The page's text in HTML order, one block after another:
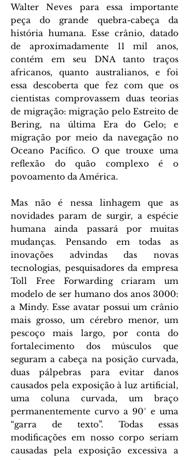
Walter Neves para essa importante
peça do grande quebra-cabeça da
história humana. Esse crânio, datado
de aproximadamente 11 mil anos,
contém em seu DNA tanto traços
africanos, quanto australianos, e foi
essa descoberta que fez com que os
cientistas comprovassem duas teorias
de migração: migração pelo Estreito de
Bering, na última Era do Gelo; e
migração por meio da navegação no
Oceano Pacífico. O que trouxe uma
reflexão do quão complexo é o
povoamento da América.
Mas não é nessa linhagem que as
novidades param de surgir, a espécie
humana ainda passará por muitas
mudanças. Pensando em todas as
inovações advindas das novas
tecnologias, pesquisadores da empresa
Toll Free Forwarding criaram um
modelo de ser humano dos anos 3000:
a Mindy. Esse avatar possui um crânio
mais grosso, um cérebro menor, um
pescoço mais largo, por conta do
fortalecimento dos músculos que
seguram a cabeça na posição curvada,
duas pálpebras para evitar danos
causados pela exposição à luz artificial,
uma coluna curvada, um braço
permanentemente curvo a 90° e uma
“garra de texto”. Todas essas
modificações em nosso corpo seriam
causadas pela exposição excessiva a